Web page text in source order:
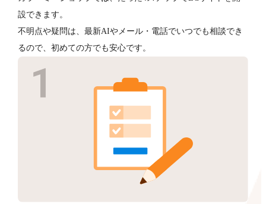
設できます。
不明点や疑問は、最新AIやメール・電話でいつでも相談でき
るので、初めての方でも安心です。